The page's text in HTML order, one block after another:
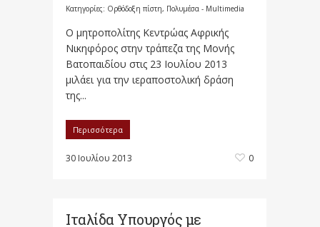
Κατηγορίες: Ορθόδοξη πίστη, Πολυμέσα - Multimedia
Ο μητροπολίτης Κεντρώας Αφρικής
Νικηφόρος στην τράπεζα της Μονής
Βατοπαιδίου στις 23 Ιουλίου 2013
μιλάει για την ιεραποστολική δράση
της...
Περισσότερα
30 Ιουλίου 2013 0
Ιταλίδα Υπουργός με